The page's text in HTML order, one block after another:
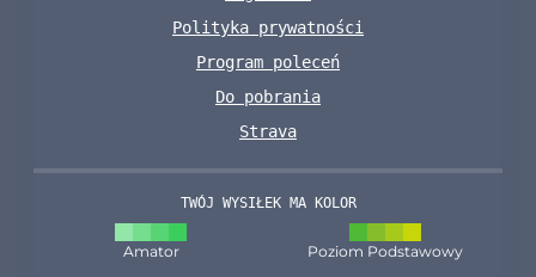
Polityka prywatności
Program poleceń
Do pobrania
Strava
TWÓJ WYSIŁEK MA KOLOR
Amator Poziom Podstawowy